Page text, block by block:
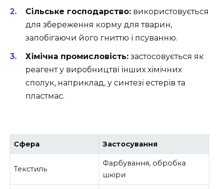
Сільське господарство: використовується
для збереження корму для тварин,
запобігаючи його гниттю і псуванню.
Хімічна промисловість: застосовується як
реагент у виробництві інших хімічних
сполук, наприклад, у синтезі естерів та
пластмас.
Сфера Застосування
Текстиль
Фарбування, обробка
шкіри